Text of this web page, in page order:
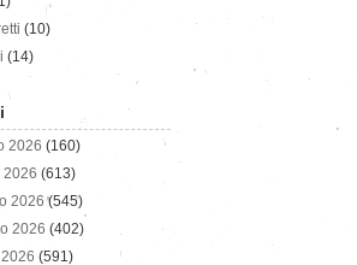
(10)
(14)
2026 (160)
2026 (613)
2026 (545)
2026 (402)
(591)